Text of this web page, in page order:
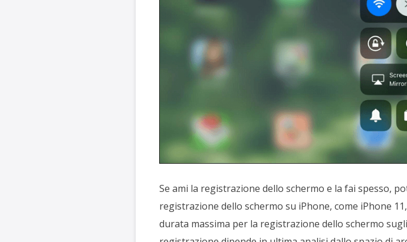
Se ami la registrazione dello schermo e la fai spesso,
registrazione dello schermo su iPhone, come iPhone
durata massima per la registrazione dello schermo